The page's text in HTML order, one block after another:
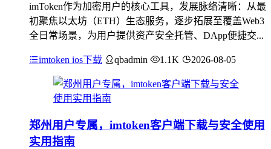
imToken作为加密用户的核心工具，发展脉络清晰：从最
初聚焦以太坊（ETH）生态服务，逐步拓展至覆盖Web3
全日常场景，为用户提供资产安全托管、DApp便捷交...
imtoken ios下载 qbadmin 1.1K 2026-08-05
郑州用户专属，imtoken客户端下载与安全使用
实用指南